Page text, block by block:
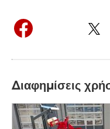
Διαφημίσεις